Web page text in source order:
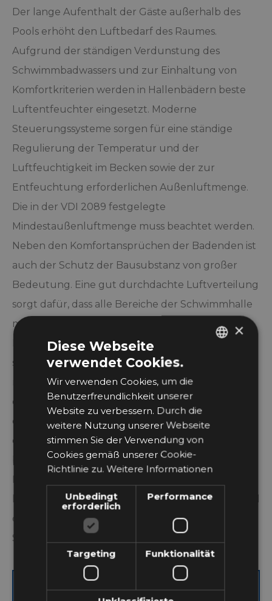
Der lange Aufenthalt der Gäste außerhalb des
Pools erhöht den Luftbedarf des Raumes.
Aufgrund der ständigen Verdunstung des
Schwimmbadwassers und zur Einhaltung von
Komfortkriterien werden in Hallenbädern beste
Luftentfeuchter eingesetzt. Moderne
Steuerungssysteme sorgen für eine ständige
Regulierung der Temperatur und der
Luftfeuchtigkeit im Becken sowie der zur
Entfeuchtung erforderlichen Außenluftmenge.
Die in der VDI 2089 festgelegte
Mindestaußenluftmenge muss beachtet werden.
Neben den Komfortansprüchen der Badenden ist
auch der Schutz der Bausubstanz von großer
Bedeutung. Eine gut durchdachte Luftverteilung
sorgt dafür, dass alle Bereiche der Schwimmhalle
mit Luft versorgt bleiben. Dadurch wird die
Bildung von feuchten Stellen verhindert und
sichergestellt, dass der Taupunkt der Bauteile
nicht erreicht wird. Unabhängig von der Intensität
der Nutzung und der Art der Schwimmhalle ist
ein 24-Stunden-Betrieb der HLK-Anlage immer
erforderlich. Die Wahl eines hocheffizienten
besten Luftentfeuchters ist entscheidend, um die
halten. Das neue Thermocond NG Bausystem wird
demnächst eingeführt, alle Eigenschaften finden
Sie in unserer Broschüre!
ERFAHREN SIE MEHR IN UNSERER
×
Diese Webseite
verwendet Cookies.
Wir verwenden Cookies, um die
Benutzerfreundlichkeit unserer
Website zu verbessern. Durch die
weitere Nutzung unserer Webseite
stimmen Sie der Verwendung von
Cookies gemäß unserer Cookie-
Richtlinie zu. Weitere Informationen
Unbedingt
erforderlich
Performance
Targeting Funktionalität